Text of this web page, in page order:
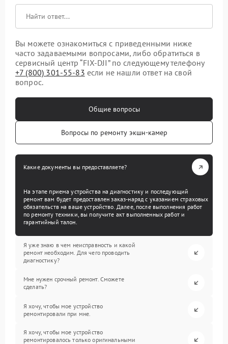
Вы можете ознакомиться с приведенными ниже
часто задаваемыми вопросами, либо обратиться в
сервисный центр “FIX-DJI” по следующему телефону
+7 (800) 301-55-83 если не нашли ответ на свой
вопрос.
Общие вопросы
Вопросы по ремонту экшн-камер
Какие документы вы предоставляете?
На этапе приема устройства на диагностику и последующий
ремонт вам будет предоставлен заказ-наряд с указанием страховых
обязательств на ваше устройство. Далее, после выполнения работ
по ремонту техники, вы получите акт выполненных работ и
гарантийный талон.
Я уже знаю в чем неисправность и какой
ремонт необходим. Для чего проводить
диагностику?
Мне нужен срочный ремонт. Сможете
сделать?
Я хочу, чтобы мое устройство
ремонтировали при мне.
Я хочу, чтобы мое устройство
ремонтировалось только оригинальными